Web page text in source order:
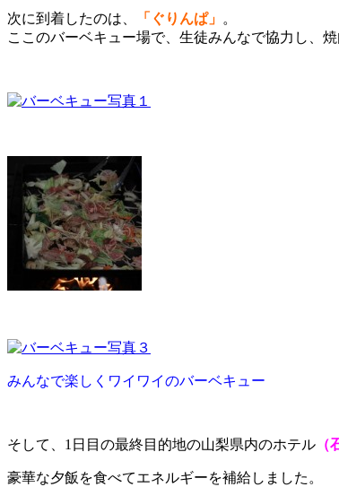
次に到着したのは、 「ぐりんぱ」 。
ここのバーベキュー場で、生徒みんなで協力し、
みんなで楽しくワイワイのバーベキュー
そして、1日目の最終目的地の山梨県内のホテル （
豪華な夕飯を食べてエネルギーを補給しました。